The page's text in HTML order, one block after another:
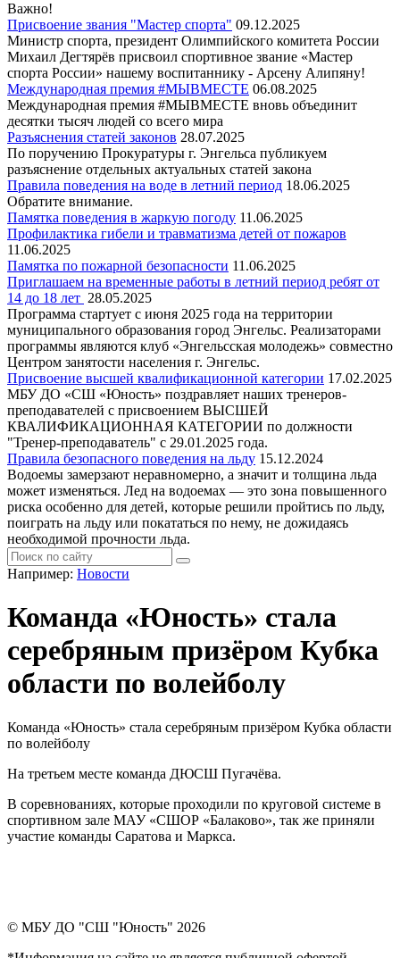
Важно!
Присвоение звания "Мастер спорта" 09.12.2025
Министр спорта, президент Олимпийского комитета России
Михаил Дегтярёв присвоил спортивное звание «Мастер
спорта России» нашему воспитаннику - Арсену Алипяну!
Международная премия #МЫВМЕСТЕ 06.08.2025
Международная премия #МЫВМЕСТЕ вновь объединит
десятки тысяч людей со всего мира
Разъяснения статей законов 28.07.2025
По поручению Прокуратуры г. Энгельса публикуем
разъяснение отдельных актуальных статей закона
Правила поведения на воде в летний период 18.06.2025
Обратите внимание.
Памятка поведения в жаркую погоду 11.06.2025
Профилактика гибели и травматизма детей от пожаров
11.06.2025
Памятка по пожарной безопасности 11.06.2025
Приглашаем на временные работы в летний период ребят от
14 до 18 лет 28.05.2025
Программа стартует с июня 2025 года на территории
муниципального образования город Энгельс. Реализаторами
программы являются клуб «Энгельсская молодежь» совместно
Центром занятости населения г. Энгельс.
Присвоение высшей квалификационной категории 17.02.2025
МБУ ДО «СШ «Юность» поздравляет наших тренеров-
преподавателей с присвоением ВЫСШЕЙ
КВАЛИФИКАЦИОННАЯ КАТЕГОРИИ по должности
"Тренер-преподаватель" с 29.01.2025 года.
Правила безопасного поведения на льду 15.12.2024
Водоемы замерзают неравномерно, а значит и толщина льда
может изменяться. Лед на водоемах — это зона повышенного
риска особенно для детей, которые решили пройтись по льду,
поиграть на льду или покататься по нему, не дожидаясь
необходимой прочности льда.
Например: Новости
Команда «Юность» стала
серебряным призёром Кубка
области по волейболу
Команда «Юность» стала серебряным призёром Кубка области
по волейболу
На третьем месте команда ДЮСШ Пугачёва.
В соревнованиях, которые проходили по круговой системе в
спортивном зале МАУ «СШОР «Балаково», так же приняли
участие команды Саратова и Маркса.
© МБУ ДО "СШ "Юность" 2026